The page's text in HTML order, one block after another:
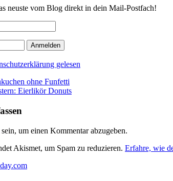
neuste vom Blog direkt in dein Mail-Postfach!
gelesen
ohne Funfetti
Eierlikör Donuts
sein, um einen Kommentar abzugeben.
Akismet, um Spam zu reduzieren. Erfahre, wie